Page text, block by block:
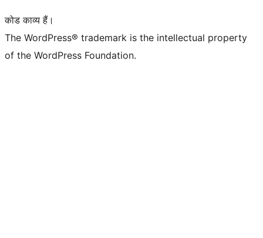
कोड काव्य हैं।
The WordPress® trademark is the intellectual property
of the WordPress Foundation.